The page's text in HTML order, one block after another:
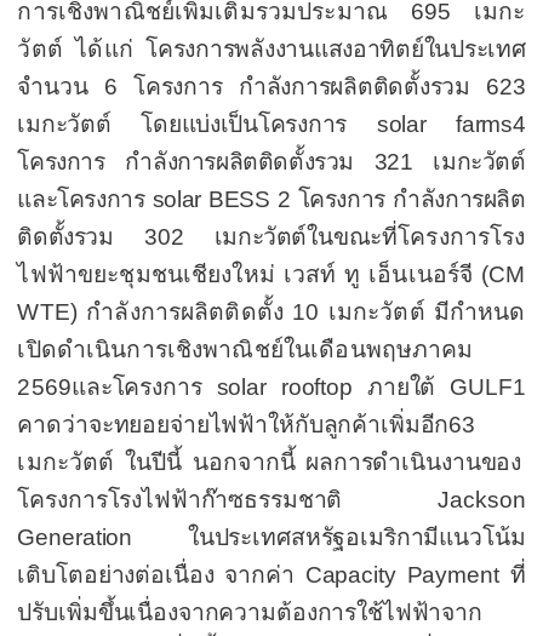
การเชิงพาณิชย์เพิ่มเติมรวมประมาณ 695 เมกะ
วัตต์ ได้แก่โครงการพลังงานแสงอาทิตย์ในประเทศ
จำนวน 6โครงการ กำลังการผลิตติดตั้งรวม 623
เมกะวัตต์โดยแบ่งเป็นโครงการ solar farms4
โครงการ กำลังการผลิตติดตั้งรวม 321 เมกะวัตต์
และโครงการsolar BESS 2 โครงการ กำลังการผลิต
ติดตั้งรวม 302 เมกะวัตต์ในขณะที่โครงการโรง
ไฟฟ้าขยะชุมชนเชียงใหม่ เวสท์ ทู เอ็นเนอร์จี (CM
WTE) กำลังการผลิตติดตั้ง 10 เมกะวัตต์ มีกำหนด
เปิดดำเนินการเชิงพาณิชย์ในเดือนพฤษภาคม
2569และโครงการ solar rooftop ภายใต้ GULF1
คาดว่าจะทยอยจ่ายไฟฟ้าให้กับลูกค้าเพิ่มอีก63
เมกะวัตต์ ในปีนี้ นอกจากนี้ผลการดำเนินงานของ
โครงการโรงไฟฟ้าก๊าซธรรมชาติJackson
Generation ในประเทศสหรัฐอเมริกามีแนวโน้ม
เติบโตอย่างต่อเนื่อง จากค่า Capacity Payment ที่
ปรับเพิ่มขึ้นเนื่องจากความต้องการใช้ไฟฟ้าจาก